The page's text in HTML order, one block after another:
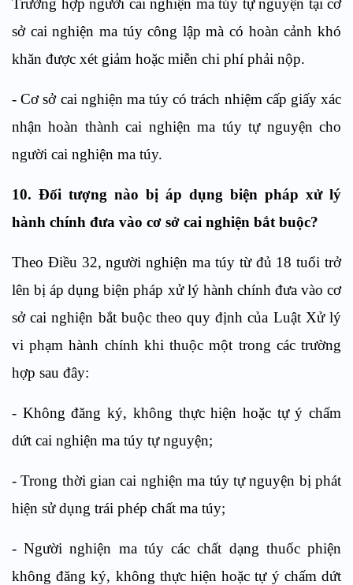
Trường hợp người cai nghiện ma túy tự nguyện tại cơ
sở cai nghiện ma túy công lập mà có hoàn cảnh khó
khăn được xét giảm hoặc miễn chi phí phải nộp.
- Cơ sở cai nghiện ma túy có trách nhiệm cấp giấy xác
nhận hoàn thành cai nghiện ma túy tự nguyện cho
người cai nghiện ma túy.
10. Đối tượng nào bị áp dụng biện pháp xử lý
hành chính đưa vào cơ sở cai nghiện bắt buộc?
Theo Điều 32,người nghiện ma túy từ đủ 18 tuổi trở
lên bị áp dụng biện pháp xử lý hành chính đưa vào cơ
sở cai nghiện bắt buộc theo quy định của Luật Xử lý
vi phạm hành chính khi thuộc một trong các trường
hợp sau đây:
- Không đăng ký, không thực hiện hoặc tự ý chấm
dứt cai nghiện ma túy tự nguyện;
- Trong thời gian cai nghiện ma túy tự nguyện bị phát
hiện sử dụng trái phép chất ma túy;
- Người nghiện ma túy các chất dạng thuốc phiện
không đăng ký, không thực hiện hoặc tự ý chấm dứt